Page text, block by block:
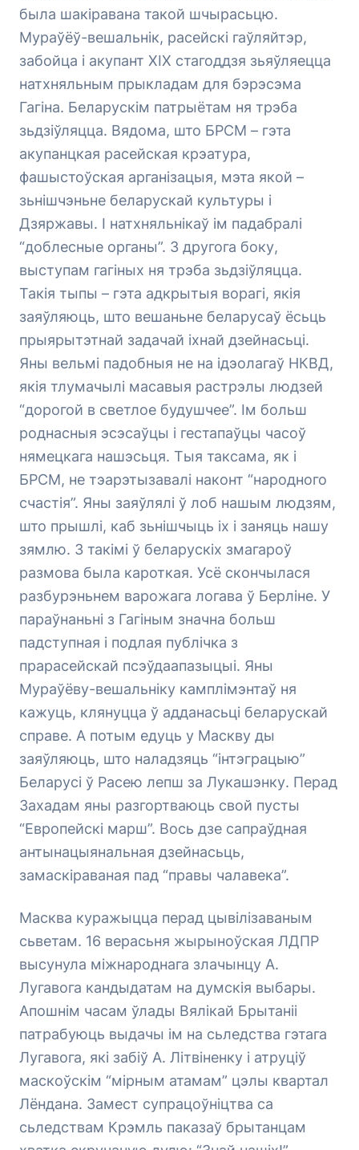
была шакіравана такой шчырасьцю.
Мураўёў-вешальнік, расейскі гаўляйтэр,
забойца і акупант ХІХ стагоддзя зьяўляецца
натхняльным прыкладам для бэрэсэма
Гагіна. Беларускім патрыётам ня трэба
зьдзіўляцца. Вядома, што БРСМ – гэта
акупанцкая расейская крэатура,
фашыстоўская арганізацыя, мэта якой –
зьнішчэньне беларускай культуры і
Дзяржавы. І натхняльнікаў ім падабралі
“доблесные органы”. З другога боку,
выступам гагіных ня трэба зьдзіўляцца.
Такія тыпы – гэта адкрытыя ворагі, якія
заяўляюць, што вешаньне беларусаў ёсьць
прыярытэтнай задачай іхнай дзейнасьці.
Яны вельмі падобныя не на ідэолагаў НКВД,
якія тлумачылі масавыя растрэлы людзей
“дорогой в светлое будушчее”. Ім больш
роднасныя эсэсаўцы і гестапаўцы часоў
нямецкага нашэсьця. Тыя таксама, як і
БРСМ, не тэарэтызавалі наконт “народного
счастія”. Яны заяўлялі ў лоб нашым людзям,
што прышлі, каб зьнішчыць іх і заняць нашу
зямлю. З такімі ў беларускіх змагароў
размова была кароткая. Усё скончылася
разбурэньнем варожага логава ў Берліне. У
параўнаньні з Гагіным значна больш
падступная і подлая публічка з
прарасейскай псэўдаапазыцыі. Яны
Мураўёву-вешальніку камплімэнтаў ня
кажуць, клянуцца ў адданасьці беларускай
справе. А потым едуць у Маскву ды
заяўляюць, што наладзяць “інтэграцыю”
Беларусі ў Расею лепш за Лукашэнку. Перад
Захадам яны разгортваюць свой пусты
“Европейскі марш”. Вось дзе сапраўдная
антынацыянальная дзейнасьць,
замаскіраваная пад “правы чалавека”.
Масква куражыцца перад цывілізаваным
сьветам. 16 верасьня жырыноўская ЛДПР
высунула міжнароднага злачынцу А.
Лугавога кандыдатам на думскія выбары.
Апошнім часам ўлады Вялікай Брытаніі
патрабуюць выдачы ім на сьледства гэтага
Лугавога, які забіў А. Літвіненку і атруціў
маскоўскім “мірным атамам” цэлы квартал
Лёндана. Замест супрацоўніцтва са
сьледствам Крэмль паказаў брытанцам